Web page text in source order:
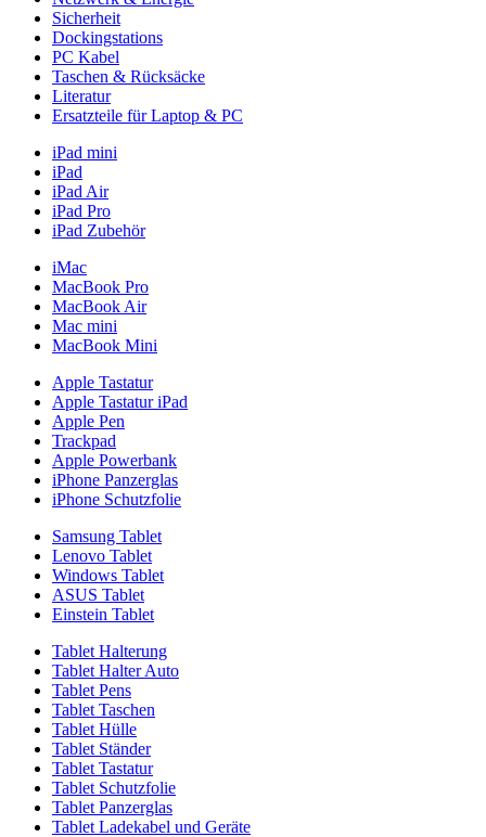
Sicherheit
Dockingstations
PC Kabel
Taschen & Rücksäcke
Literatur
Ersatzteile für Laptop & PC
iPad mini
iPad
iPad Air
iPad Pro
iPad Zubehör
iMac
MacBook Pro
MacBook Air
Mac mini
MacBook Mini
Apple Tastatur
Apple Tastatur iPad
Apple Pen
Trackpad
Apple Powerbank
iPhone Panzerglas
iPhone Schutzfolie
Samsung Tablet
Lenovo Tablet
Windows Tablet
ASUS Tablet
Einstein Tablet
Tablet Halterung
Tablet Halter Auto
Tablet Pens
Tablet Taschen
Tablet Hülle
Tablet Ständer
Tablet Tastatur
Tablet Schutzfolie
Tablet Panzerglas
Tablet Ladekabel und Geräte